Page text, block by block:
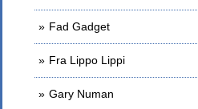
Fad Gadget
Fra Lippo Lippi
Gary Numan